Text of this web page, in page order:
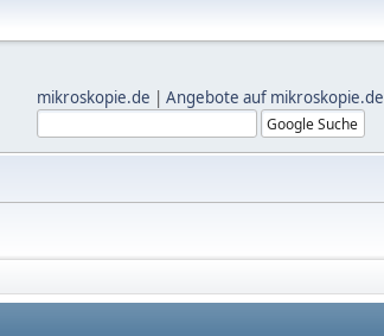
mikroskopie.de | Angebote auf mikroskopie.de